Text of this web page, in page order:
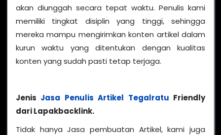
akan diunggah secara tepat waktu. Penulis kami
memiliki tingkat disiplin yang tinggi, sehingga
mereka mampu mengirimkan konten artikel dalam
kurun waktu yang ditentukan dengan kualitas
konten yang sudah pasti tetap terjaga.
Jenis Jasa Penulis Artikel Tegalratu Friendly
dari Lapakbacklink.
Tidak hanya Jasa pembuatan Artikel, kami juga